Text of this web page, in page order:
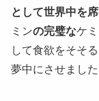
として世界中を
ミンの完璧なケ
して食欲をそそる
夢中にさせました